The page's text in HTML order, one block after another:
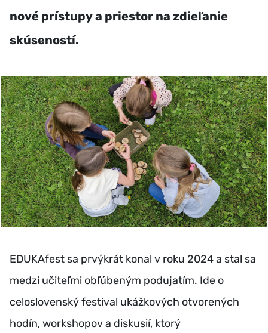
nové prístupy a priestor na zdieľanie
skúseností.
EDUKAfest sa prvýkrát konal v roku 2024 a stal sa
medzi učiteľmi obľúbeným podujatím. Ide o
celoslovenský festival ukážkových otvorených
hodín, workshopov a diskusií, ktorý